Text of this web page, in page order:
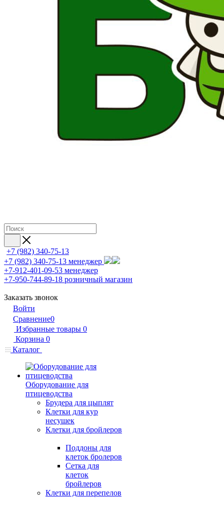
+7 (982) 340-75-13
+7 (982) 340-75-13 менеджер
+7-912-401-09-53 менеджер
+7-950-744-89-18 розничный магазин
Заказать звонок
Войти
Сравнение0
Избранные товары 0
Корзина 0
Каталог
Оборудование для
птицеводства
Брудера для цыплят
Клетки для кур
несушек
Клетки для бройлеров
Поддоны для
клеток бролеров
Сетка для
клеток
бройлеров
Клетки для перепелов